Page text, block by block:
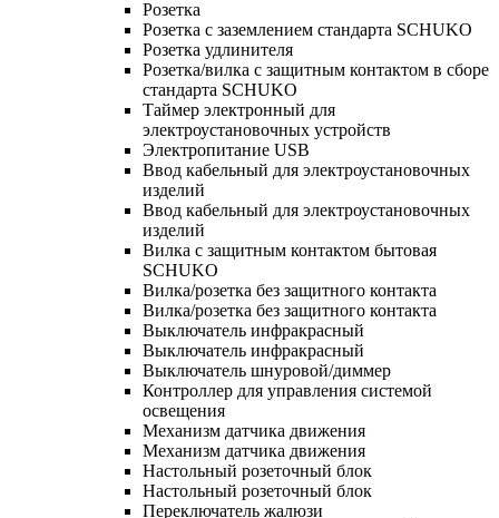
Розетка
Розетка с заземлением стандарта SCHUKO
Розетка удлинителя
Розетка/вилка с защитным контактом в сборе
стандарта SCHUKO
Таймер электронный для
электроустановочных устройств
Электропитание USB
Ввод кабельный для электроустановочных
изделий
Ввод кабельный для электроустановочных
изделий
Вилка с защитным контактом бытовая
SCHUKO
Вилка/розетка без защитного контакта
Вилка/розетка без защитного контакта
Выключатель инфракрасный
Выключатель инфракрасный
Выключатель шнуровой/диммер
Контроллер для управления системой
освещения
Механизм датчика движения
Механизм датчика движения
Настольный розеточный блок
Настольный розеточный блок
Переключатель жалюзи